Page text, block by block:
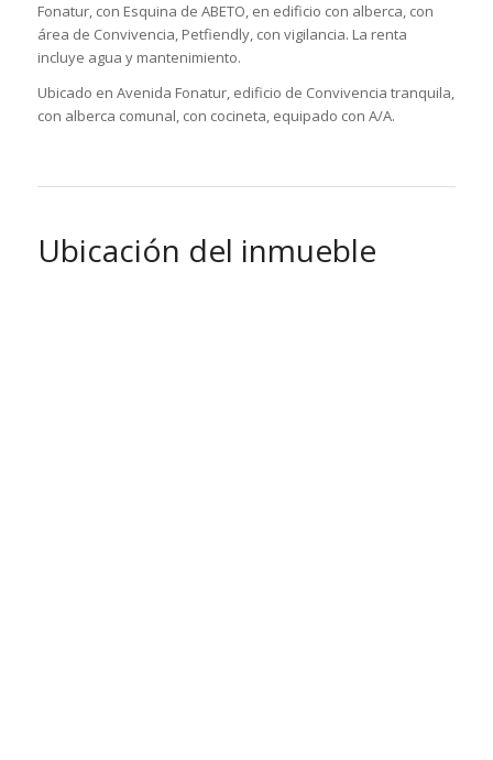
Fonatur, con Esquina de ABETO, en edificio con alberca, con
área de Convivencia, Petfiendly, con vigilancia. La renta
incluye agua y mantenimiento.
Ubicado en Avenida Fonatur, edificio de Convivencia tranquila,
con alberca comunal, con cocineta, equipado con A/A.
Ubicación del inmueble